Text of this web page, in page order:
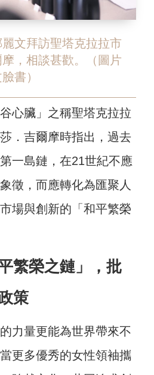
文拜訪聖塔克拉拉市
，相談甚歡。（圖片
書）
心臟」之稱聖塔克拉拉
．吉爾摩時指出，過去
一島鏈，在21世紀不應
徵，而應轉化為匯聚人
場與創新的「和平繁榮
繁榮之鏈」，批
策
力量更能為世界帶來不
更多優秀的女性領袖攜